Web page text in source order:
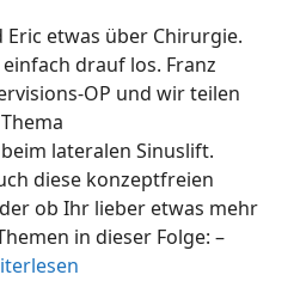
etwas über Chirurgie.
drauf los. Franz
OP und wir teilen
lateralen Sinuslift.
diese konzeptfreien
ob Ihr lieber etwas mehr
in dieser Folge: –